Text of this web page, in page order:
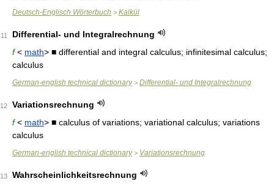
Deutsch-Englisch Wörterbuch > Kalkül
11
Differential- und Integralrechnung
f< math> ■ differential and integral calculus; infinitesimal calculus;
calculus
German-english technical dictionary> Differential- und Integralrechnung
12
Variationsrechnung
f< math> ■ calculus of variations; variational calculus; variations
calculus
German-english technical dictionary> Variationsrechnung
13
Wahrscheinlichkeitsrechnung